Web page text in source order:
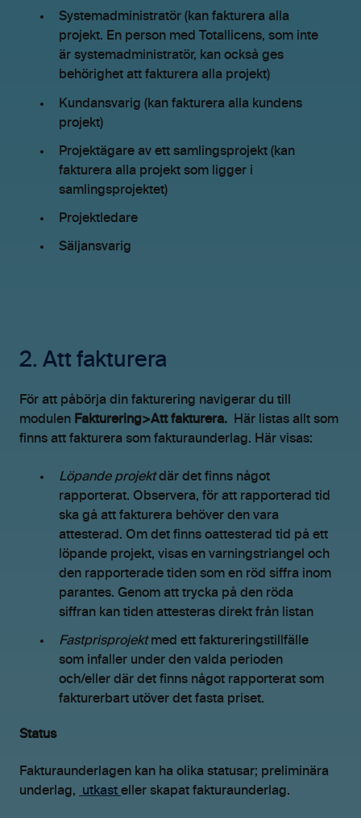
Systemadministratör (kan fakturera alla
projekt. En person med Totallicens, som inte
är systemadministratör, kan också ges
behörighet att fakturera alla projekt)
Kundansvarig (kan fakturera alla kundens
projekt)
Projektägare av ett samlingsprojekt (kan
fakturera alla projekt som ligger i
samlingsprojektet)
Projektledare
Säljansvarig
2. Att fakturera
För att påbörja din fakturering navigerar du till
modulen Fakturering>Att fakturera. Här listas allt som
finns att fakturera som fakturaunderlag. Här visas:
Löpande projektdär det finns något
rapporterat. Observera, för att rapporterad tid
ska gå att fakturera behöver den vara
attesterad. Om det finns oattesterad tid på ett
löpande projekt, visas en varningstriangel och
den rapporterade tiden som en röd siffra inom
parantes. Genom att trycka på den röda
siffran kan tiden attesteras direkt från listan
Fastprisprojektmed ett faktureringstillfälle
som infaller under den valda perioden
och/eller där det finns något rapporterat som
fakturerbart utöver det fasta priset.
Status
Fakturaunderlagen kan ha olika statusar; preliminära
underlag,
utkast eller skapat fakturaunderlag.